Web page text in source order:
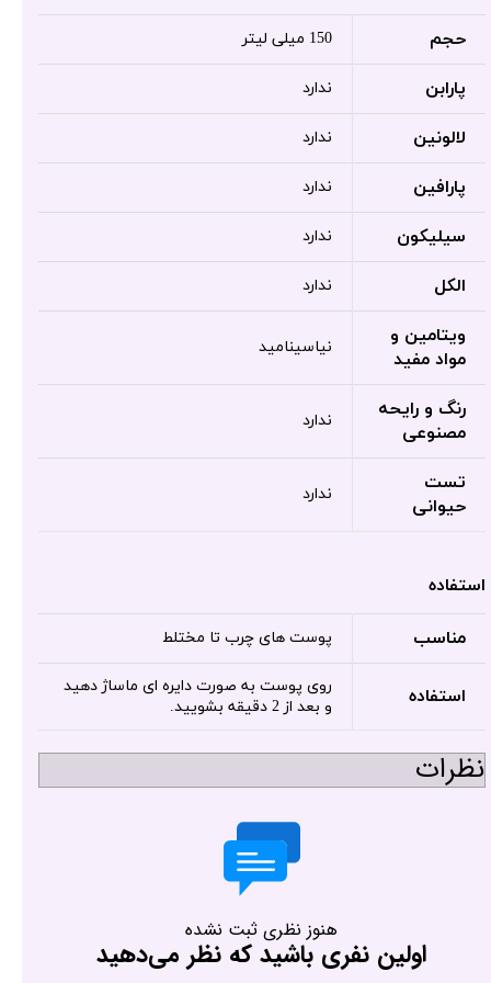
حجم 150 میلی لیتر
پارابن ندارد
لالونین ندارد
پارافین ندارد
سیلیکون ندارد
الکل ندارد
ویتامین و
مواد مفید
نیاسینامید
رنگ و رایحه
مصنوعی
ندارد
تست
حیوانی
ندارد
استفاده
مناسب پوست های چرب تا مختلط
استفاده
روی پوست به صورت دایره ای ماساژ دهید
و بعد از 2 دقیقه بشویید.
نظرات
هنوز نظری ثبت نشده
اولین نفری باشید که نظر می‌دهید